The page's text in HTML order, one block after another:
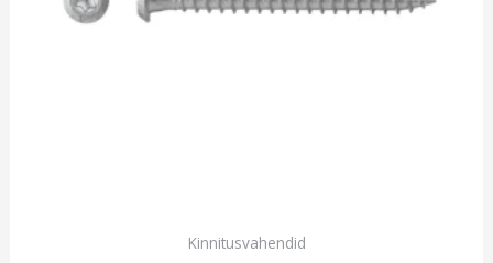
Kinnitusvahendid